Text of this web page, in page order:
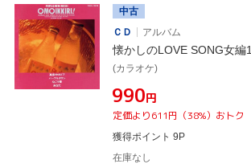
中古
ＣＤ
アルバム
懐かしのLOVE SONG女編1
(カラオケ)
¥990円
定価より611円（38%）おトク
獲得ポイント 9P
在庫なし